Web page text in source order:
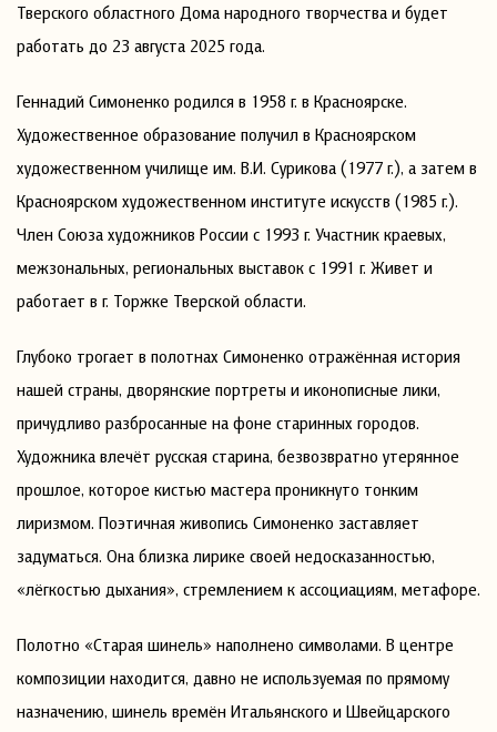
Тверского областного Дома народного творчества и будет
работать до 23 августа 2025 года.
Геннадий Симоненко родился в 1958 г. в Красноярске.
Художественное образование получил в Красноярском
художественном училище им. В.И. Сурикова (1977 г.), а затем в
Красноярском художественном институте искусств (1985 г.).
Член Союза художников России с 1993 г. Участник краевых,
межзональных, региональных выставок с 1991 г. Живет и
работает в г. Торжке Тверской области.
Глубоко трогает в полотнах Симоненко отражённая история
нашей страны, дворянские портреты и иконописные лики,
причудливо разбросанные на фоне старинных городов.
Художника влечёт русская старина, безвозвратно утерянное
прошлое, которое кистью мастера проникнуто тонким
лиризмом. Поэтичная живопись Симоненко заставляет
задуматься. Она близка лирике своей недосказанностью,
«лёгкостью дыхания», стремлением к ассоциациям, метафоре.
Полотно «Старая шинель» наполнено символами. В центре
композиции находится, давно не используемая по прямому
назначению, шинель времён Итальянского и Швейцарского